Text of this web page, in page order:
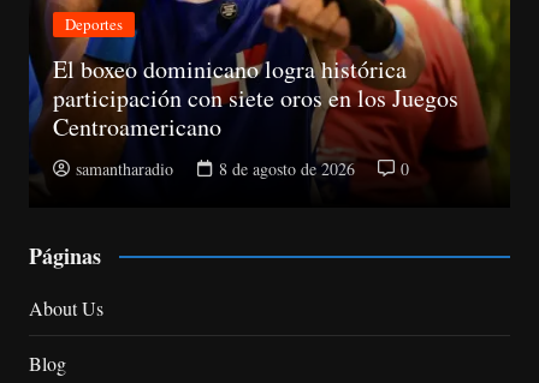
Nacionales
CNM avanza evaluación de siete jueces de
la Suprema y abre plazo de objeciones
samantharadio 8 de agosto de 2026 0
Páginas
About Us
Blog